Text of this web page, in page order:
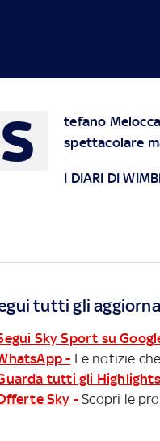
S
tefano
spettacolare
I DIARI DI
tutti gli
Sky Sport su
- Le notizie
tutti gli
Sky -Scopri le